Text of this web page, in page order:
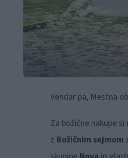
Vendar pa, Mestna
Za božične nakupe
z Božičnim sejmom